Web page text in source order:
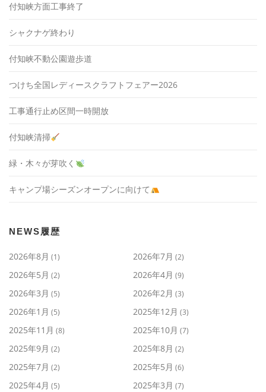
付知峡方面工事終了
シャクナゲ終わり
付知峡不動公園遊歩道
つけち全国レディースクラフトフェアー2026
工事通行止め区間一時開放
付知峡清掃
緑・木々が芽吹く
キャンプ場シーズンオープンに向けて
NEWS履歴
2026年8月 (1) 2026年7月 (2)
2026年5月 (2) 2026年4月 (9)
2026年3月 (5) 2026年2月 (3)
2026年1月 (5) 2025年12月 (3)
2025年11月 (8) 2025年10月 (7)
2025年9月 (2) 2025年8月 (2)
2025年7月 (2) 2025年5月 (6)
2025年4月 (5) 2025年3月 (7)